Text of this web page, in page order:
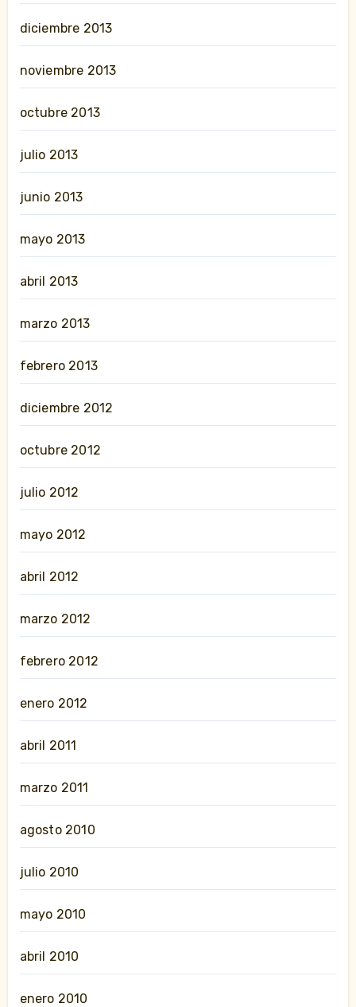
diciembre 2013
noviembre 2013
octubre 2013
julio 2013
junio 2013
mayo 2013
abril 2013
marzo 2013
febrero 2013
diciembre 2012
octubre 2012
julio 2012
mayo 2012
abril 2012
marzo 2012
febrero 2012
enero 2012
abril 2011
marzo 2011
agosto 2010
julio 2010
mayo 2010
abril 2010
enero 2010